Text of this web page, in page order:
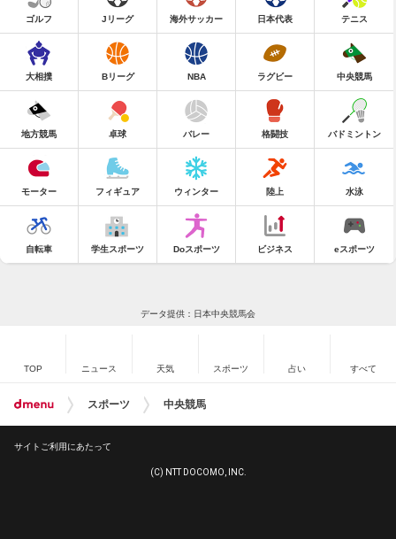
ゴルフ Jリーグ 海外サッカー 日本代表 テニス
大相撲 Bリーグ NBA ラグビー 中央競馬
地方競馬 卓球 バレー 格闘技 バドミントン
モーター フィギュア ウィンター 陸上 水泳
自転車 学生スポーツ Doスポーツ ビジネス eスポーツ
データ提供：日本中央競馬会
TOP ニュース 天気 スポーツ 占い すべて
スポーツ 中央競馬
サイトご利用にあたって
(C) NTT DOCOMO, INC.